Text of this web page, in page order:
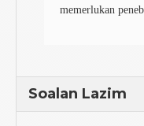
memerlukan
Soalan Lazim